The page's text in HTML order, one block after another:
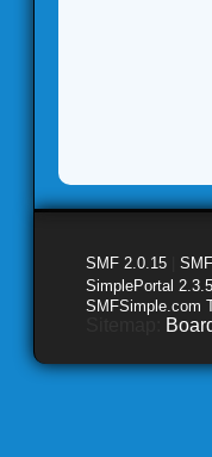
SMF 2.0.15
SimplePortal
SMFSimple.com